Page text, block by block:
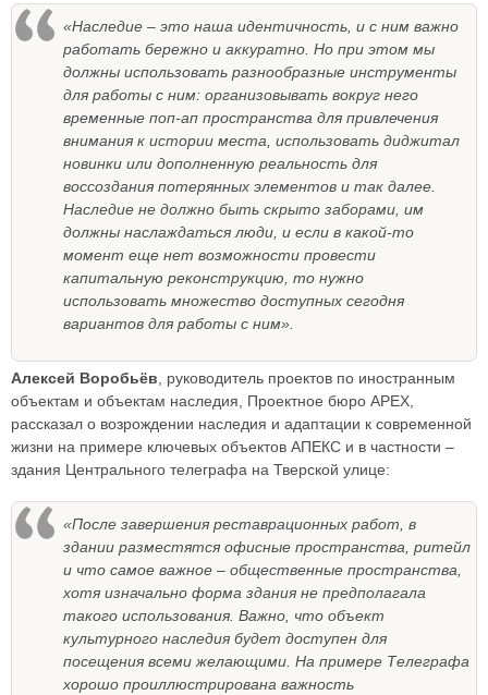
«Наследие – это наша идентичность, и с ним важно
работать бережно и аккуратно. Но при этом мы
должны использовать разнообразные инструменты
для работы с ним: организовывать вокруг него
временные поп-ап пространства для привлечения
внимания к истории места, использовать диджитал
новинки или дополненную реальность для
воссоздания потерянных элементов и так далее.
Наследие не должно быть скрыто заборами, им
должны наслаждаться люди, и если в какой-то
момент еще нет возможности провести
капитальную реконструкцию, то нужно
использовать множество доступных сегодня
вариантов для работы с ним».
Алексей Воробьёв, руководитель проектов по иностранным
объектам и объектам наследия, Проектное бюро APEX,
рассказал о возрождении наследия и адаптации к современной
жизни на примере ключевых объектов АПЕКС и в частности –
здания Центрального телеграфа на Тверской улице:
«После завершения реставрационных работ, в
здании разместятся офисные пространства, ритейл
и что самое важное – общественные пространства,
хотя изначально форма здания не предполагала
такого использования. Важно, что объект
культурного наследия будет доступен для
посещения всеми желающими. На примере Телеграфа
хорошо проиллюстрирована важность